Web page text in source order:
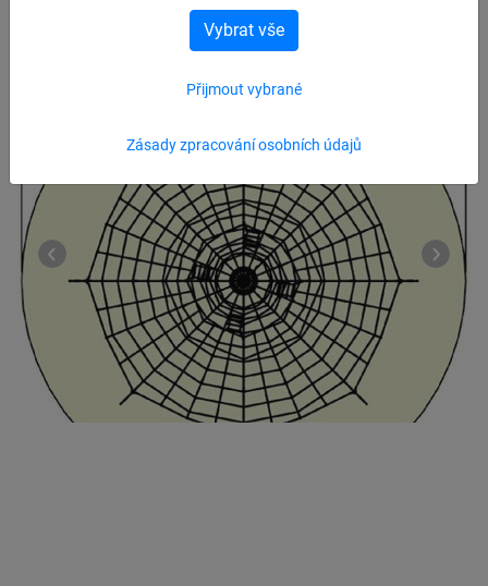
Zásady zpracování osobních údajů
Přijmout vybrané
Vybrat vše